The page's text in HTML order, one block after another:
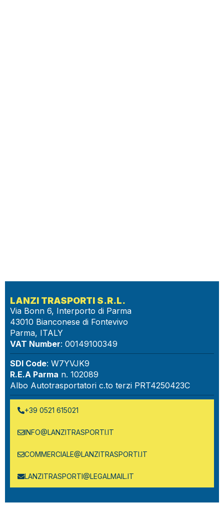
LANZI TRASPORTI S.R.L.
Via Bonn 6, Interporto di Parma
43010 Bianconese di Fontevivo
Parma, ITALY
VAT Number: 00149100349
SDI Code: W7YVJK9
R.E.A Parma n. 102089
Albo Autotrasportatori c.to terzi PRT4250423C
+39 0521 615021
INFO@LANZITRASPORTI.IT
COMMERCIALE@LANZITRASPORTI.IT
LANZITRASPORTI@LEGALMAIL.IT